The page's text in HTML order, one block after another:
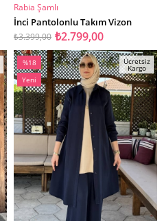
SEPETE EKLE
Rabia Şamlı
İnci Pantolonlu Takım Vizon
₺2.799,00
₺3.399,00
%18
İndirim
%18İndirim
Yeni
Ürün
Ücretsiz
Kargo